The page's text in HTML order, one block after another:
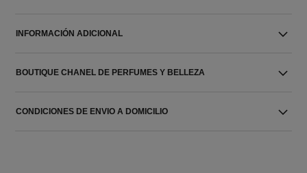
INFORMACIÓN ADICIONAL
BOUTIQUE CHANEL DE PERFUMES Y BELLEZA
CONDICIONES DE ENVIO A DOMICILIO